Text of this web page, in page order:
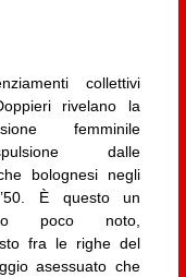
collettivi
rivelano la
femminile
dalle
bolognesi negli
È questo un
poco noto,
fra le righe del
asessuato che